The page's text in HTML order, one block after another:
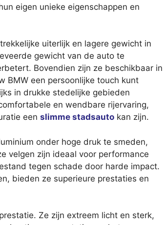
eigen unieke eigenschappen en
uiterlijk en lagere gewicht in
gewicht van de auto te
Bovendien zijn ze beschikbaar in
BMW een persoonlijke touch kunt
in drukke stedelijke gebieden
en wendbare rijervaring,
een slimme stadsauto kan zijn.
onder hoge druk te smeden,
velgen zijn ideaal voor performance
tegen schade door harde impact.
bieden ze superieure prestaties en
Ze zijn extreem licht en sterk,